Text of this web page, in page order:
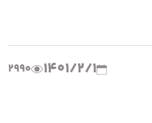
1401/2/1
2990